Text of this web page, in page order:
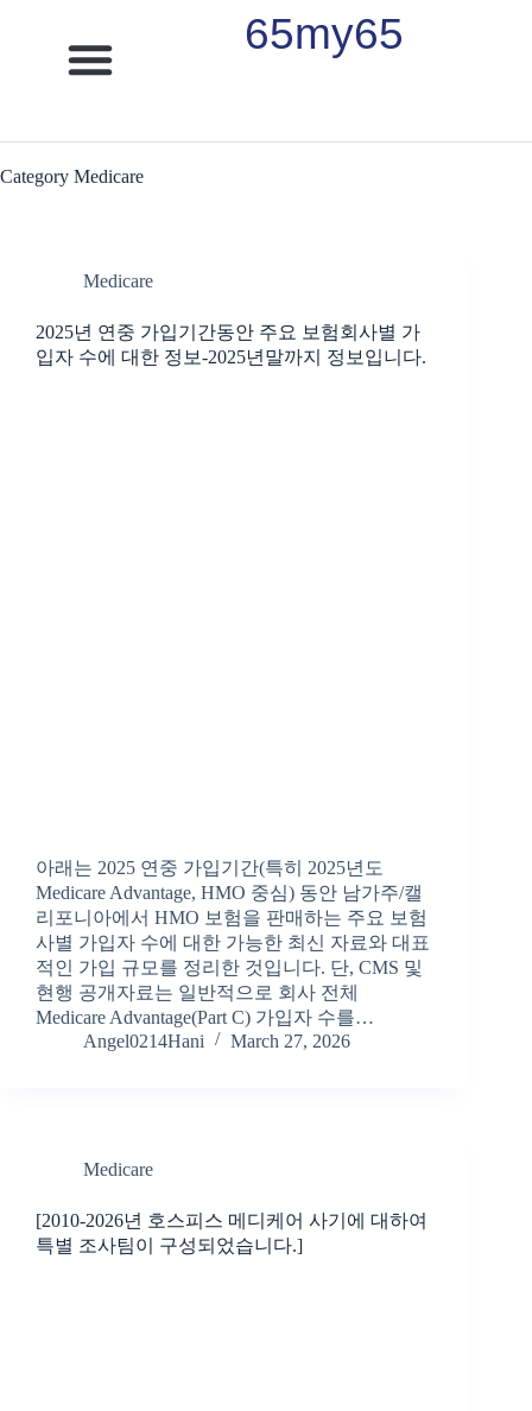
65my65
Category Medicare
Medicare
2025년 연중 가입기간동안 주요 보험회사별 가
입자 수에 대한 정보-2025년말까지 정보입니다.
아래는 2025 연중 가입기간(특히 2025년도
Medicare Advantage, HMO 중심) 동안 남가주/캘
리포니아에서 HMO 보험을 판매하는 주요 보험
사별 가입자 수에 대한 가능한 최신 자료와 대표
적인 가입 규모를 정리한 것입니다. 단, CMS 및
현행 공개자료는 일반적으로 회사 전체
Medicare Advantage(Part C) 가입자 수를…
Angel0214Hani
March 27, 2026
Medicare
[2010-2026년 호스피스 메디케어 사기에 대하여
특별 조사팀이 구성되었습니다.]